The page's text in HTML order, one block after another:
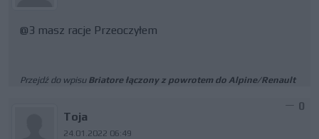
@3 masz racje Przeoczyłem
Przejdź do wpisu Briatore łączony z powrotem do Alpine/Renault
Toja
24.01.2022 06:49
0